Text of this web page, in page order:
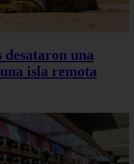
desataron una
isla remota